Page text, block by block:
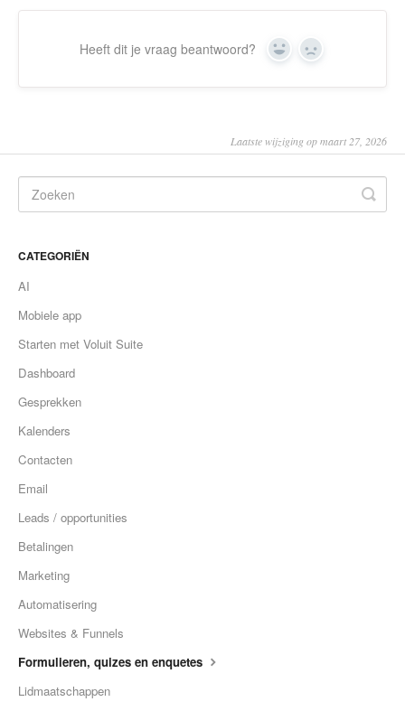
Heeft dit je vraag beantwoord? Yes No
Laatste wijziging op maart 27, 2026
CATEGORIËN
AI
Mobiele app
Starten met Voluit Suite
Dashboard
Gesprekken
Kalenders
Contacten
Email
Leads / opportunities
Betalingen
Marketing
Automatisering
Websites & Funnels
Formulieren, quizes en enquetes
Lidmaatschappen